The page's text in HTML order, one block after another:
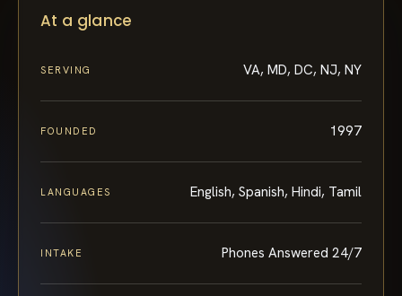
At a glance
SERVING VA, MD, DC, NJ, NY
FOUNDED 1997
LANGUAGES English, Spanish, Hindi, Tamil
INTAKE Phones Answered 24/7